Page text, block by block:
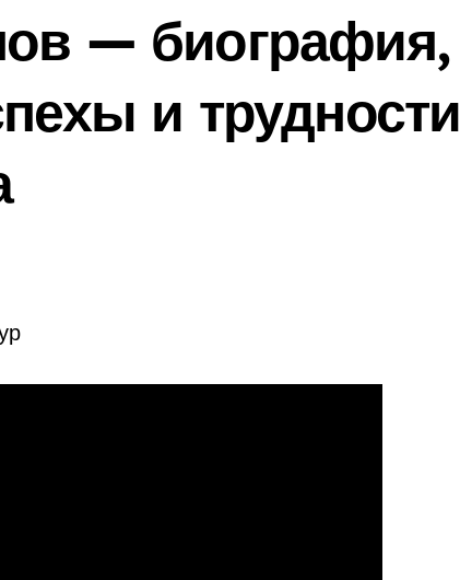
— биография,
и трудности